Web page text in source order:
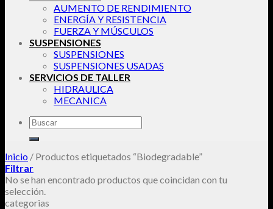
AUMENTO DE RENDIMIENTO
ENERGÍA Y RESISTENCIA
FUERZA Y MÚSCULOS
SUSPENSIONES
SUSPENSIONES
SUSPENSIONES USADAS
SERVICIOS DE TALLER
HIDRAULICA
MECANICA
Buscar
por:
Inicio / Productos etiquetados “Biodegradable”
Filtrar
No se han encontrado productos que coincidan con tu
selección.
categorias